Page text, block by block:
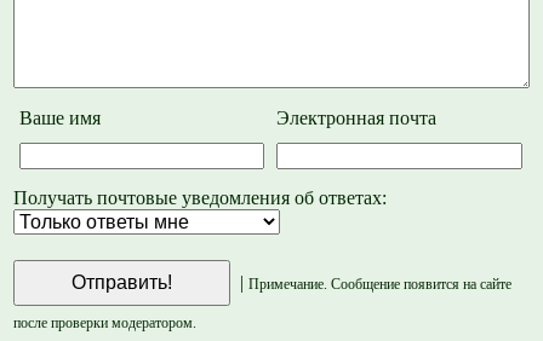
Ваше имя Электронная почта
Получать почтовые уведомления об ответах:
Примечание. Сообщение появится на сайте
после проверки модератором.